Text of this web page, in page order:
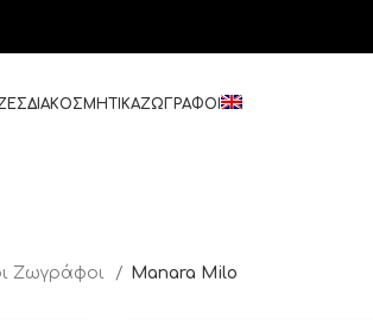
ΔΙΑΚΟΣΜΗΤΙΚΑΖΩΓΡΑΦΟΙ
Ζωγράφοι Manara Milo